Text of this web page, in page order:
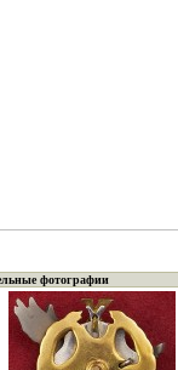
фотографии